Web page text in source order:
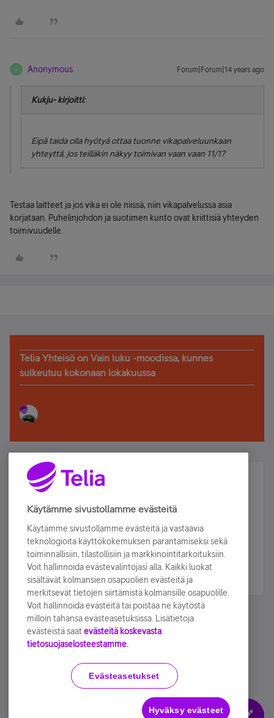
A Anonymous Forum|Forum|14 years ago
Kukju- kirjoitti:
Eipä taida olla hyötyä ottaa tuonne vikapalveluunkaan
yhteyttä, jos teilläkin näkyy toimivan vaan vaan 11/1?
Testaa laitteet ja jos vika ei ole niissä, niin vikapalvelussa asia
korjataan. Puhelinjohdon ja suotimen kunto ovat kriittisiä yhteyden
toimivuudelle.
Telia Yhteisö on Vain luku -moodissa, kunnes
sulkeutuu kokonaan lokakuussa
Älä jää paitsi – osallistu ja voita!
Tilaa Telian uutiskirje ja olet mukana arvonnassa.
sähköpostiisi.
Tilaa nyt
Käyttöehdot Accessibility statement
Käytämme sivustollamme evästeitä
Käytämme sivustollamme evästeitä ja vastaavia
teknologioita käyttökokemuksen parantamiseksi sekä
toiminnallisiin, tilastollisiin ja markkinointitarkoituksiin.
Voit hallinnoida evästevalintojasi alla. Kaikki luokat
sisältävät kolmansien osapuolien evästeitä ja
merkitsevät tietojen siirtämistä kolmansille osapuolille.
Voit hallinnoida evästeitä tai poistaa ne käytöstä
milloin tahansa evästeasetuksissa. Lisätietoja
evästeistä saat evästeitä koskevasta
tietosuojaselosteestamme.
Evästeasetukset
Hyväksy evästeet